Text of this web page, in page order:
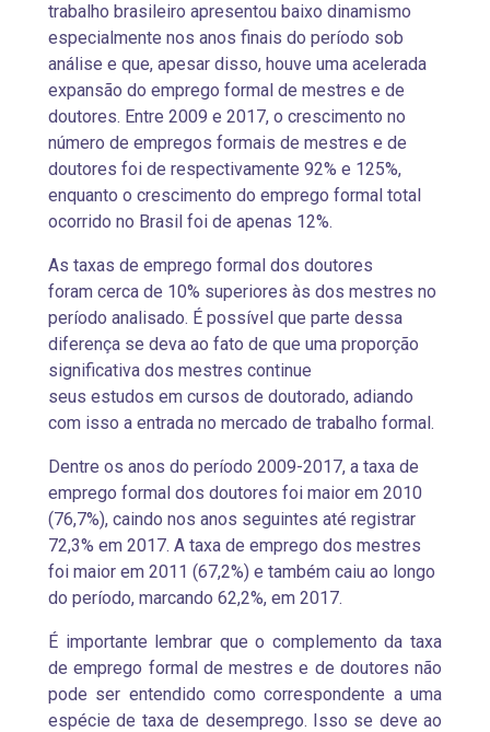
trabalho brasileiro apresentou baixo dinamismo
especialmente nos anos finais do período sob
análise e que, apesar disso, houve uma acelerada
expansão do emprego formal de mestres e de
doutores. Entre 2009 e 2017, o crescimento no
número de empregos formais de mestres e de
doutores foi de respectivamente 92% e 125%,
enquanto o crescimento do emprego formal total
ocorrido no Brasil foi de apenas 12%.
As taxas de emprego formal dos doutores
foram cerca de 10% superiores às dos mestres no
período analisado. É possível que parte dessa
diferença se deva ao fato de que uma proporção
significativa dos mestres continue
seus estudos em cursos de doutorado, adiando
com isso a entrada no mercado de trabalho formal.
Dentre os anos do período 2009-2017, a taxa de
emprego formal dos doutores foi maior em 2010
(76,7%), caindo nos anos seguintes até registrar
72,3% em 2017. A taxa de emprego dos mestres
foi maior em 2011 (67,2%) e também caiu ao longo
do período, marcando 62,2%, em 2017.
É importante lembrar que o complemento da taxa
de emprego formal de mestres e de doutores não
pode ser entendido como correspondente a uma
espécie de taxa de desemprego. Isso se deve ao